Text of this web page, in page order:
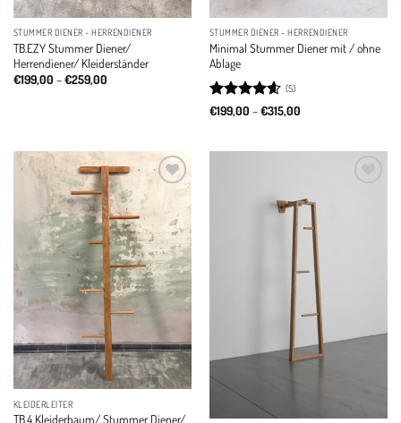
STUMMER DIENER - HERRENDIENER
TB.EZY Stummer Diener/
Herrendiener/ Kleiderständer
€199,00 –€259,00Price
STUMMER DIENER - HERRENDIENER
Minimal Stummer Diener mit / ohne
Ablage
Rated 4.6
(5)
€199,00 –€315,00Price
€315,00
KLEIDERLEITER
TB.4 Kleiderbaum/ Stummer Diener/